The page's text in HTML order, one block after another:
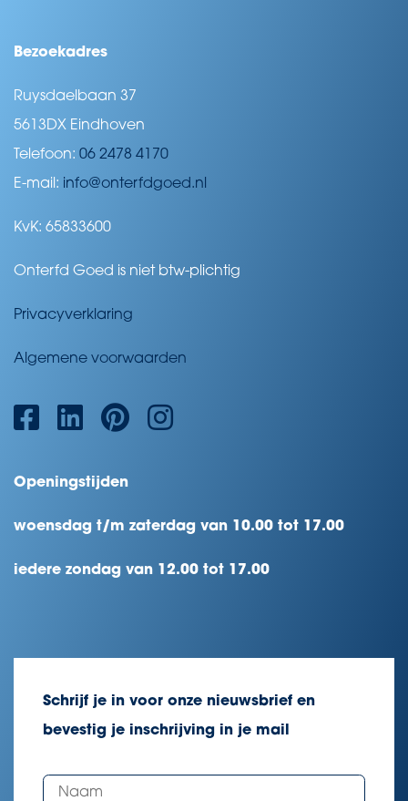
Bezoekadres
Ruysdaelbaan 37
5613DX Eindhoven
Telefoon: 06 2478 4170
E-mail: info@onterfdgoed.nl
KvK: 65833600
Onterfd Goed is niet btw-plichtig
Privacyverklaring
Algemene voorwaarden
Openingstijden
woensdag t/m zaterdag van 10.00 tot 17.00
iedere zondag van 12.00 tot 17.00
Schrijf je in voor onze nieuwsbrief en
bevestig je inschrijving in je mail